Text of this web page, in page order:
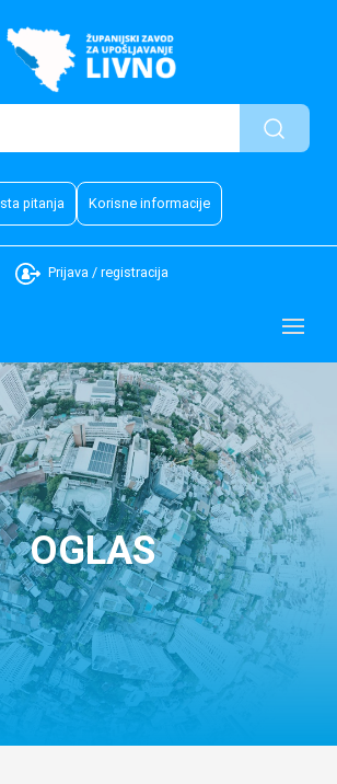
pitanja Korisne informacije
Prijava / registracija
OGLAS